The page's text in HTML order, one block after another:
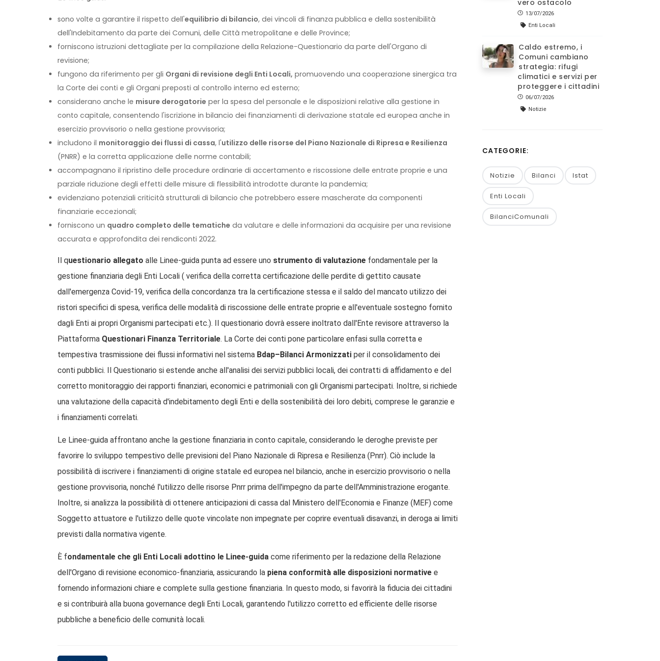
sono volte a garantire il rispetto dell'equilibrio di bilancio, dei vincoli di finanza pubblica e della sostenibilità
dell'Indebitamento da parte dei Comuni, delle Città metropolitane e delle Province;
forniscono istruzioni dettagliate per la compilazione della Relazione-Questionario da parte dell'Organo di
revisione;
fungono da riferimento per gli Organi di revisione degli Enti Locali, promuovendo una cooperazione sinergica tra
la Corte dei conti e gli Organi preposti al controllo interno ed esterno;
considerano anche le misure derogatorie per la spesa del personale e le disposizioni relative alla gestione in
conto capitale, consentendo l'iscrizione in bilancio dei finanziamenti di derivazione statale ed europea anche in
esercizio provvisorio o nella gestione provvisoria;
includono il monitoraggio dei flussi di cassa, l'utilizzo delle risorse del Piano Nazionale di Ripresa e Resilienza
(PNRR) e la corretta applicazione delle norme contabili;
accompagnano il ripristino delle procedure ordinarie di accertamento e riscossione delle entrate proprie e una
parziale riduzione degli effetti delle misure di flessibilità introdotte durante la pandemia;
evidenziano potenziali criticità strutturali di bilancio che potrebbero essere mascherate da componenti
finanziarie eccezionali;
forniscono un quadro completo delle tematiche da valutare e delle informazioni da acquisire per una revisione
accurata e approfondita dei rendiconti 2022.
Il questionario allegato alle Linee-guida punta ad essere uno strumento di valutazione fondamentale per la
gestione finanziaria degli Enti Locali ( verifica della corretta certificazione delle perdite di gettito causate
dall'emergenza Covid-19, verifica della concordanza tra la certificazione stessa e il saldo del mancato utilizzo dei
ristori specifici di spesa, verifica delle modalità di riscossione delle entrate proprie e all'eventuale sostegno fornito
dagli Enti ai propri Organismi partecipati etc.). Il questionario dovrà essere inoltrato dall'Ente revisore attraverso la
Piattaforma Questionari Finanza Territoriale. La Corte dei conti pone particolare enfasi sulla corretta e
tempestiva trasmissione dei flussi informativi nel sistema Bdap–Bilanci Armonizzati per il consolidamento dei
conti pubblici. Il Questionario si estende anche all'analisi dei servizi pubblici locali, dei contratti di affidamento e del
corretto monitoraggio dei rapporti finanziari, economici e patrimoniali con gli Organismi partecipati. Inoltre, si richiede
una valutazione della capacità d'indebitamento degli Enti e della sostenibilità dei loro debiti, comprese le garanzie e
i finanziamenti correlati.
Le Linee-guida affrontano anche la gestione finanziaria in conto capitale, considerando le deroghe previste per
favorire lo sviluppo tempestivo delle previsioni del Piano Nazionale di Ripresa e Resilienza (Pnrr). Ciò include la
possibilità di iscrivere i finanziamenti di origine statale ed europea nel bilancio, anche in esercizio provvisorio o nella
gestione provvisoria, nonché l'utilizzo delle risorse Pnrr prima dell'impegno da parte dell'Amministrazione erogante.
Inoltre, si analizza la possibilità di ottenere anticipazioni di cassa dal Ministero dell'Economia e Finanze (MEF) come
Soggetto attuatore e l'utilizzo delle quote vincolate non impegnate per coprire eventuali disavanzi, in deroga ai limiti
previsti dalla normativa vigente.
È fondamentale che gli Enti Locali adottino le Linee-guida come riferimento per la redazione della Relazione
dell'Organo di revisione economico-finanziaria, assicurando la piena conformità alle disposizioni normative e
fornendo informazioni chiare e complete sulla gestione finanziaria. In questo modo, si favorirà la fiducia dei cittadini
e si contribuirà alla buona governance degli Enti Locali, garantendo l'utilizzo corretto ed efficiente delle risorse
pubbliche a beneficio delle comunità locali.
vero ostacolo
13/07/2026
Enti Locali
Caldo estremo, i
Comuni cambiano
strategia: rifugi
climatici e servizi per
proteggere i cittadini
06/07/2026
Notizie
CATEGORIE:
Notizie Bilanci Istat
Enti Locali
BilanciComunali